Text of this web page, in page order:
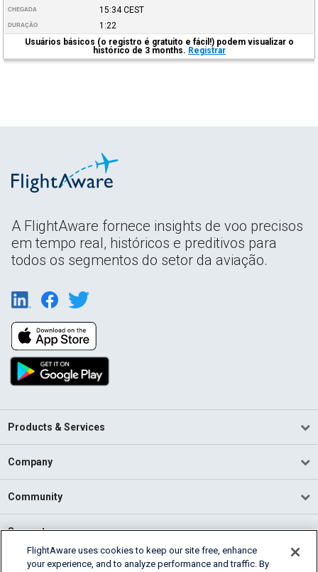
CHEGADA 15:34CEST
DURAÇÃO
1:22
Usuários básicos (o registro é gratuito e fácil!) podem visualizar o
histórico de 3 months. Registrar
A FlightAware fornece insights de voo precisos
em tempo real, históricos e preditivos para
todos os segmentos do setor da aviação.
Products & Services
Company
Community
Support
English (USA)
FlightAware uses cookies to keep our site free, enhance
your experience, and to analyze performance and traffic. By